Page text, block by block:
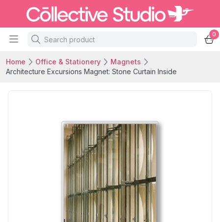
0
Home Office & Stationery
Magnets
Architecture Excursions Magnet: Stone Curtain Inside